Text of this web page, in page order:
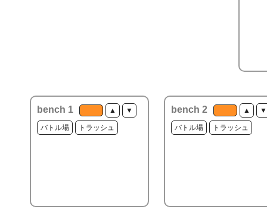
bench 1 ▲ ▼
バトル場 トラッシュ
bench 2 ▲ ▼
バトル場 トラッシュ